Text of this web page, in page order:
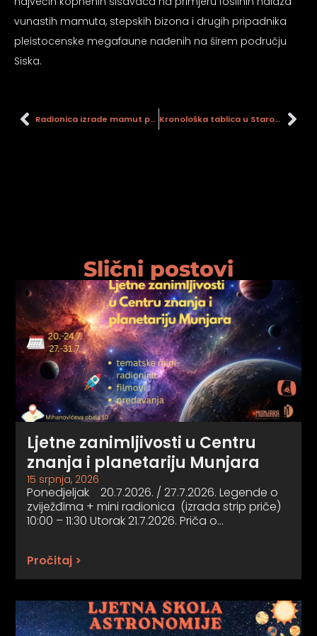
vunastih mamuta, stepskih bizona i drugih pripadnika
pleistocenske megafaune nađenih na širem području
Siska.
Radionica izrade mamut prstena Kronološka tablica u Starom gradu
Slični postovi
Ljetne zanimljivosti u Centru
znanja i planetariju Munjara
15 srpnja, 2026
Ponedjeljak 20.7.2026. / 27.7.2026. Legende o
zviježđima + mini radionica (izrada strip priče)
10:00 – 11:30 Utorak 21.7.2026. Priča o…
Pročitaj >